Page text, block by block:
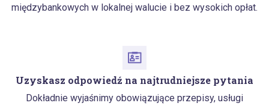
międzybankowych w lokalnej walucie i bez wysokich opłat.
Uzyskasz odpowiedź na najtrudniejsze pytania
Dokładnie wyjaśnimy obowiązujące przepisy, usługi